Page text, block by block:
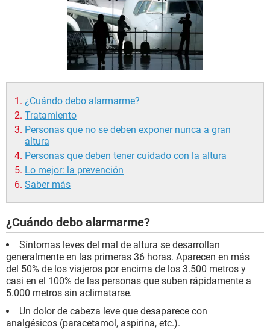
¿Cuándo debo alarmarme?
Tratamiento
Personas que no se deben exponer nunca a gran
altura
Personas que deben tener cuidado con la altura
Lo mejor: la prevención
Saber más
¿Cuándo debo alarmarme?
Síntomas leves del mal de altura se desarrollan
generalmente en las primeras 36 horas. Aparecen en más
del 50% de los viajeros por encima de los 3.500 metros y
casi en el 100% de las personas que suben rápidamente a
5.000 metros sin aclimatarse.
Un dolor de cabeza leve que desaparece con
analgésicos (paracetamol, aspirina, etc.).